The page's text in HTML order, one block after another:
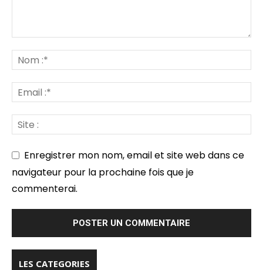
Enregistrer mon nom, email et site web dans ce
navigateur pour la prochaine fois que je
commenterai.
LES CATEGORIES